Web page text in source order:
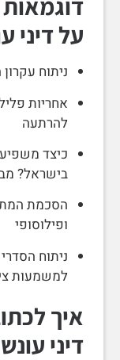
על דיני
ניתוח
אחריות
להרתעה
כיצד
בישראל?
הסכמת המת
ופילוסופי
ניתוח
למשמעות
איך
דיני